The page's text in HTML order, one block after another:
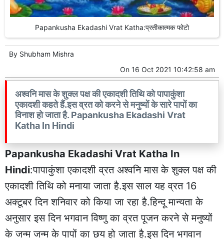
Papankusha Ekadashi Vrat Katha:प्रतीकात्मक फोटो
By Shubham Mishra
On 16 Oct 2021 10:42:58 am
अश्वनि मास के शुक्ल पक्ष की एकादशी तिथि को पापाकुंशा
एकादशी कहते हैं.इस व्रत को करने से मनुष्यों के सारे पापों का
विनाश हो जाता है. Papankusha Ekadashi Vrat
Katha In Hindi
Papankusha Ekadashi Vrat Katha In
Hindi:पापाकुंशा एकादशी व्रत अश्वनि मास के शुक्ल पक्ष की
एकादशी तिथि को मनाया जाता है.इस साल यह व्रत 16
अक्टूबर दिन शनिवार को किया जा रहा है.हिन्दू मान्यता के
अनुसार इस दिन भगवान विष्णु का व्रत पूजन करने से मनुष्यों
के जन्म जन्म के पापों का छय हो जाता है.इस दिन भगवान